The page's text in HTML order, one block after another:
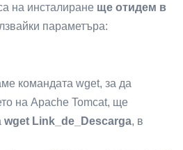
на инсталиране ще отидем в
параметъра:
командата wget, за да
на Apache Tomcat, ще
wget Link_de_Descarga, в